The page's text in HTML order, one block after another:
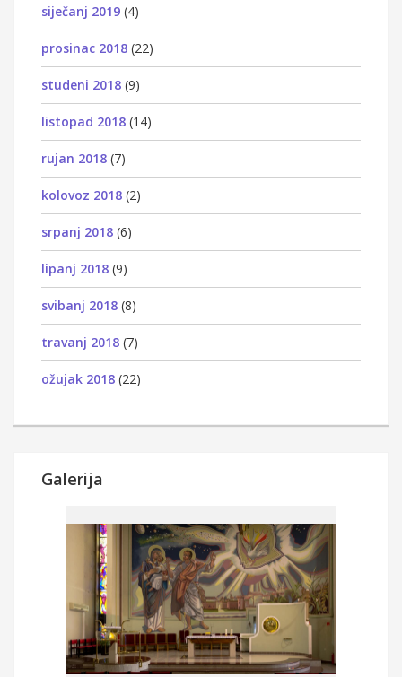
siječanj 2019 (4)
prosinac 2018 (22)
studeni 2018 (9)
listopad 2018 (14)
rujan 2018 (7)
kolovoz 2018 (2)
srpanj 2018 (6)
lipanj 2018 (9)
svibanj 2018 (8)
travanj 2018 (7)
ožujak 2018 (22)
Galerija